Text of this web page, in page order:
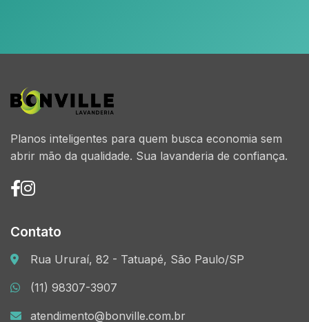
Planos inteligentes para quem busca economia sem
abrir mão da qualidade. Sua lavanderia de confiança.
Contato
Rua Ururaí, 82 - Tatuapé, São Paulo/SP
(11) 98307-3907
atendimento@bonville.com.br